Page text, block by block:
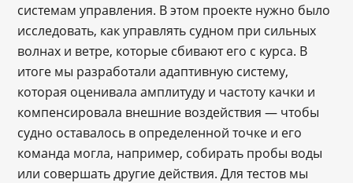
системам управления. В этом проекте нужно было
исследовать, как управлять судном при сильных
волнах и ветре, которые сбивают его с курса. В
итоге мы разработали адаптивную систему,
которая оценивала амплитуду и частоту качки и
компенсировала внешние воздействия — чтобы
судно оставалось в определенной точке и его
команда могла, например, собирать пробы воды
или совершать другие действия. Для тестов мы